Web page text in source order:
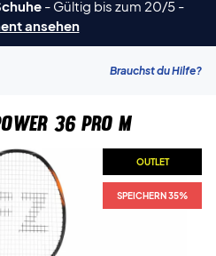
- Gültig bis zum 20/5 -
ansehen
Brauchst du Hilfe?
36 Pro M
OUTLET
SPEICHERN 35%
OUTLET
SPEICHERN 35%
OUTLET
SPEICHERN 35%
OUTLET
SPEICHERN 35%
OUTLET
SPEICHERN 35%